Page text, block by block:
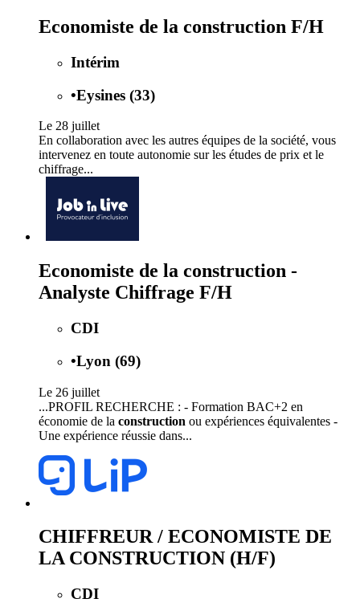
Economiste de la construction F/H
Intérim
•Eysines (33)
Le 28 juillet
En collaboration avec les autres équipes de la société, vous
intervenez en toute autonomie sur les études de prix et le
chiffrage...
Economiste de la construction -
Analyste Chiffrage F/H
CDI
•Lyon (69)
Le 26 juillet
...PROFIL RECHERCHE : - Formation BAC+2 en
économie de la construction ou expériences équivalentes -
Une expérience réussie dans...
CHIFFREUR / ECONOMISTE DE
LA CONSTRUCTION (H/F)
CDI